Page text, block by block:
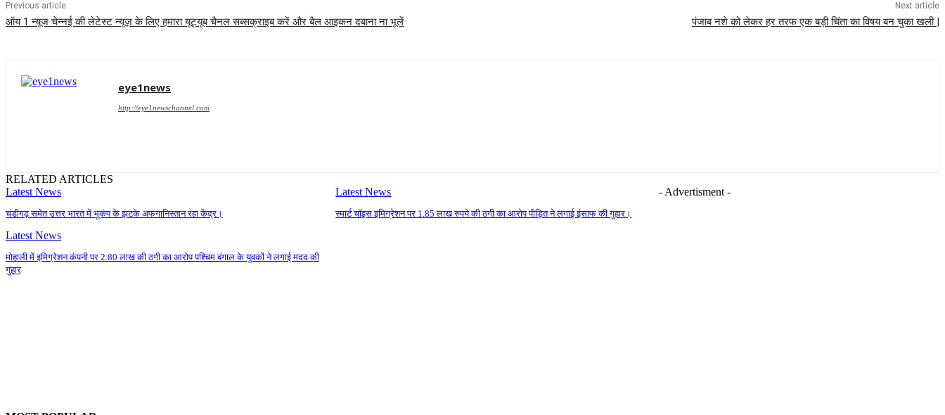
Previous article
ऑय 1 न्यूज चेन्नई की लेटेस्ट न्यूज़ के लिए हमारा यूट्यूब चैनल सब्सक्राइब करें और बैल आइकन दबाना ना भूलें
Next article
पंजाब नशे को लेकर हर तरफ एक बड़ी चिंता का विषय बन चुका खली |
eye1news
http://eye1newschannel.com
RELATED ARTICLES
Latest News
चंडीगढ़ समेत उत्तर भारत में भूकंप के झटके अफगानिस्तान रहा केंद्र।
Latest News
स्मार्ट चॉइस इमिग्रेशन पर 1.85 लाख रुपये की ठगी का आरोप पीड़ित ने लगाई इंसाफ की गुहार।
Latest News
मोहाली में इमिग्रेशन कंपनी पर 2.80 लाख की ठगी का आरोप पश्चिम बंगाल के युवकों ने लगाई मदद की
गुहार
- Advertisment -